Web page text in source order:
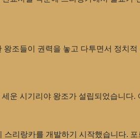
조들이 권력을 놓고 다투면서 정치
운 시기리야 왕조가 설립되었습니다
스리랑카를 개발하기 시작했습니다.